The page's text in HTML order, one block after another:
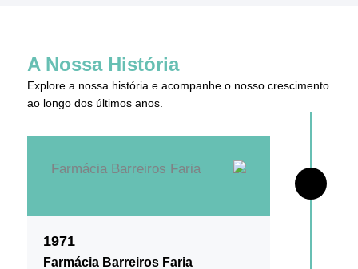
A Nossa História
Explore a nossa história e acompanhe o nosso crescimento
ao longo dos últimos anos.
1971
Farmácia Barreiros Faria